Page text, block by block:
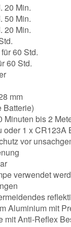
20 Min.
50 Min.
20 Min.
60 Std.
60 Std.
mm
Batterie)
Minuten bis 2
oder 1 x CR123A
vor
verwendet
Aluminium mit
mit Anti-Reflex